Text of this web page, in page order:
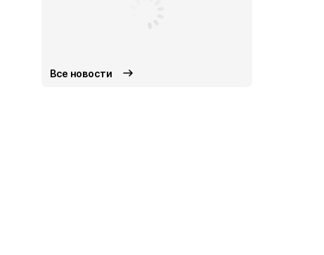
Все новости